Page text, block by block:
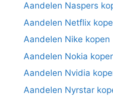
Aandelen Naspers
Aandelen Netflix
Aandelen Nike kopen
Aandelen Nokia
Aandelen Nvidia
Aandelen Nyrstar